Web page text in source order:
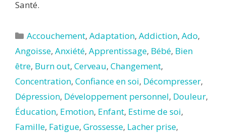
Santé.
Catégories
Accouchement,Adaptation,Addiction,Ado,
Angoisse, Anxiété, Apprentissage, Bébé, Bien
être, Burn out, Cerveau, Changement,
Concentration, Confiance en soi, Décompresser,
Dépression, Développement personnel, Douleur,
Éducation, Emotion, Enfant, Estime de soi,
Famille, Fatigue, Grossesse, Lacher prise,